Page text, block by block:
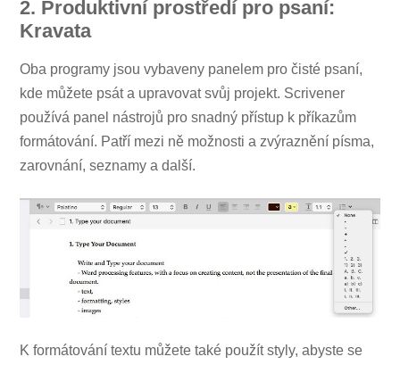
2. Produktivní prostředí pro psaní:
Kravata
Oba programy jsou vybaveny panelem pro čisté psaní,
kde můžete psát a upravovat svůj projekt. Scrivener
používá panel nástrojů pro snadný přístup k příkazům
formátování. Patří mezi ně možnosti a zvýraznění písma,
zarovnání, seznamy a další.
K formátování textu můžete také použít styly, abyste se